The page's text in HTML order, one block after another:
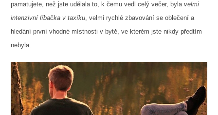
pamatujete, než jste udělala to, k čemu vedl celý večer, byla velmi
intenzivní líbačka v taxíku, velmi rychlé zbavování se oblečení a
hledání první vhodné místnosti v bytě, ve kterém jste nikdy předtím
nebyla.